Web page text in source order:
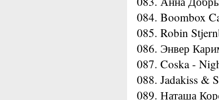
084. Boombox
085. Robin
086. Энвер
087. Coska -
088. Jadakiss &
089. Наташа